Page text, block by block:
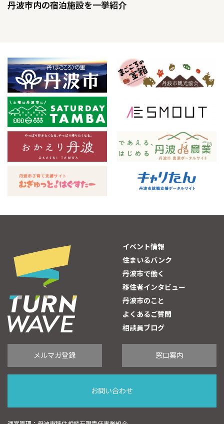
丹波市内の宿泊施設を一挙紹介
イベント情報
住まいるバンク
丹波市で働く
移住者インタビュー
丹波市のこと
よくあるご質問
相談員ブログ
メルマガ登録 窓口案内
お問い合わせ